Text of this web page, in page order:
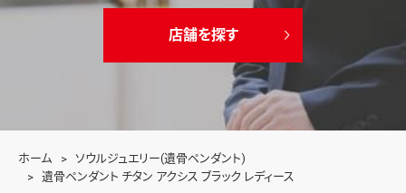
ホーム
ソウルジュエリー(遺骨ペンダント)
遺骨ペンダント チタン アクシス ブラック レディース
店舗を探す